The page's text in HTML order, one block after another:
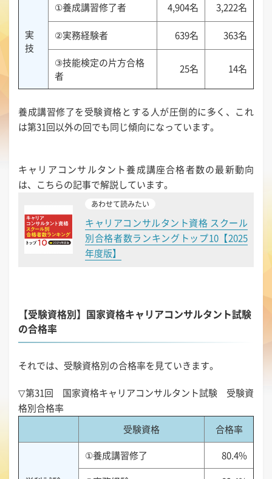
実
技
①養成講習修了者 4,904名 3,222名
②実務経験者 639名 363名
③技能検定の片方合格
者
25名 14名
養成講習修了を受験資格とする人が圧倒的に多く、これ
は第31回以外の回でも同じ傾向になっています。
キャリアコンサルタント養成講座合格者数の最新動向
は、こちらの記事で解説しています。
あわせて読みたい
キャリアコンサルタント資格 スクール
別合格者数ランキングトップ10【2025
年度版】
【受験資格別】国家資格キャリアコンサルタント試験
の合格率
それでは、受験資格別の合格率を見ていきます。
▽第31回 国家資格キャリアコンサルタント試験 受験資
格別合格率
受験資格
合格率
①養成講習修了
80.4%